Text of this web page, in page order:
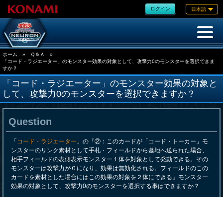
ログイン 日本語
ホーム » Ｑ＆Ａ
»
「コード・ラジエーター」のモンスター効果の対象として、攻撃力0のモンスターを選択できま
すか？
「コード・ラジエーター」のモンスター効果の対象と
して、攻撃力0のモンスターを選択できますか？
Question
「 コード・ラジエーター 」の『②：このカードが「コード・トーカー」モ
ンスターのリンク素材として手札・フィールドから墓地へ送られた場合、
相手フィールドの表側表示モンスター１体を対象として発動できる。その
モンスターは攻撃力が０になり、効果は無効化される。フィールドのこの
カードを素材とした場合にはこの効果の対象を２体にできる』モンスター
効果の対象として、攻撃力0のモンスターを選択する事はできますか？